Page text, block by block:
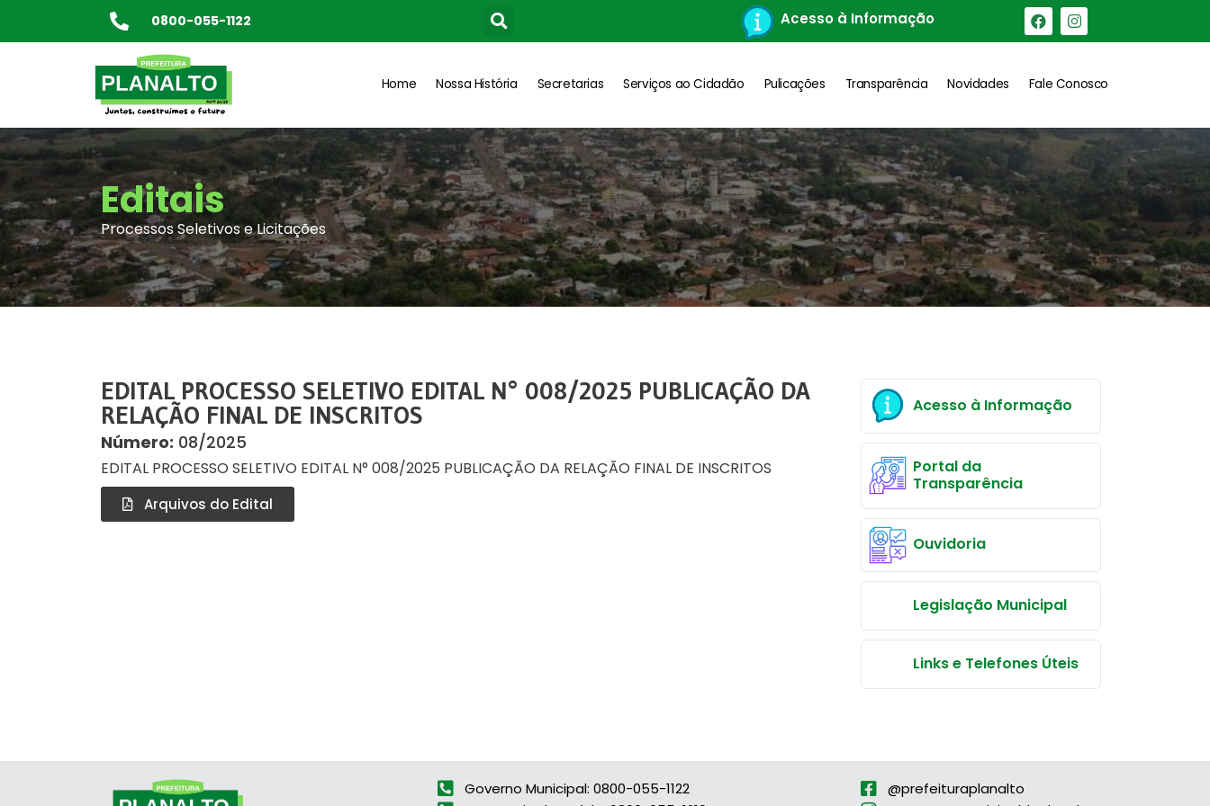
0800-055-1122 Acesso à Informação
Home Nossa História Secretarias Serviços ao Cidadão Pulicações Transparência Novidades Fale Conosco
Editais
Processos Seletivos e Licitações
EDITAL PROCESSO SELETIVO EDITAL N° 008/2025 PUBLICAÇÃO DA
RELAÇÃO FINAL DE INSCRITOS
Número: 08/2025
EDITAL PROCESSO SELETIVO EDITAL N° 008/2025 PUBLICAÇÃO DA RELAÇÃO FINAL DE INSCRITOS
Arquivos do Edital
Acesso à Informação
Portal da
Transparência
Ouvidoria
Legislação Municipal
Links e Telefones Úteis
Governo Municipal: 0800-055-1122
@prefeituraplanalto